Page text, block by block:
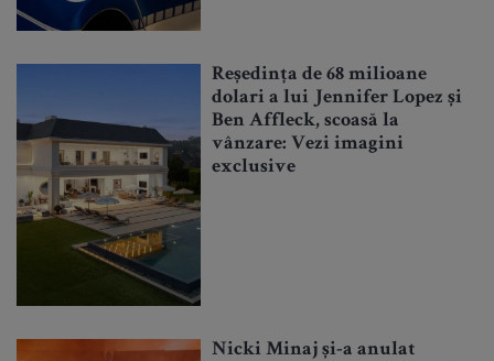
Reședința de 68 milioane
dolari a lui Jennifer Lopez și
Ben Affleck, scoasă la
vânzare: Vezi imagini
exclusive
Nicki Minaj și-a anulat